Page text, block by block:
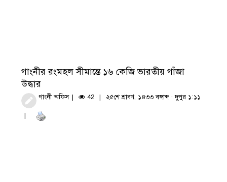
গাংনীর রংমহল সীমান্তে ১৬ কেজি ভারতীয় গাঁজা
উদ্ধার
গাংনী অফিস 42 ২৫শে শ্রাবণ, ১৪৩৩ বঙ্গাব্দ · দুপুর ১:১১